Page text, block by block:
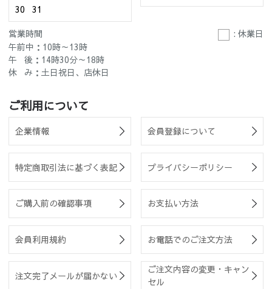
30
31
営業時間
: 休業日
午前中：10時～13時
午 後：14時30分～18時
休 み：土日祝日、店休日
ご利用について
企業情報 会員登録について
特定商取引法に基づく表記 プライバシーポリシー
ご購入前の確認事項 お支払い方法
会員利用規約 お電話でのご注文方法
注文完了メールが届かない
ご注文内容の変更・キャン
セル